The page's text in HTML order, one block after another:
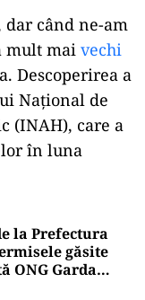
dar când ne-am
mult mai vechi
Descoperirea a
Național de
(INAH), care a
în luna
la Prefectura
găsite
ONG Garda